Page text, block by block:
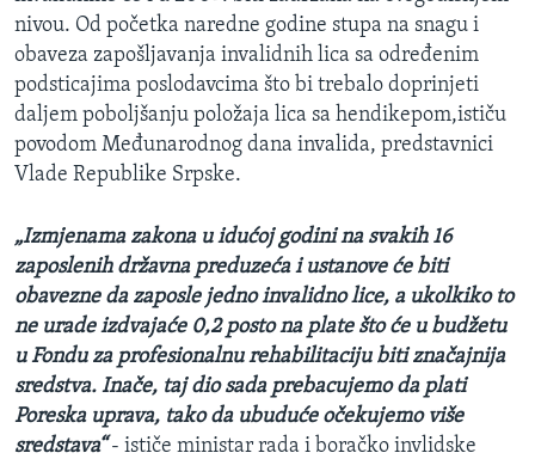
IZBJEGLIČKA STRANA
MAGAZIN
O GLASU AMERIKE
Learning English
PRATITE NAS
Jezici
nivou. Od početka naredne godine stupa na snagu i
obaveza zapošljavanja invalidnih lica sa određenim
podsticajima poslodavcima što bi trebalo doprinjeti
daljem poboljšanju položaja lica sa hendikepom,ističu
povodom Međunarodnog dana invalida, predstavnici
Vlade Republike Srpske.
„Izmjenama zakona u idućoj godini na svakih 16
zaposlenih državna preduzeća i ustanove će biti
obavezne da zaposle jedno invalidno lice, a ukolkiko to
ne urade izdvajaće 0,2 posto na plate što će u budžetu
u Fondu za profesionalnu rehabilitaciju biti značajnija
sredstva. Inače, taj dio sada prebacujemo da plati
Poreska uprava, tako da ubuduće očekujemo više
sredstava“- ističe ministar rada i boračko invlidske